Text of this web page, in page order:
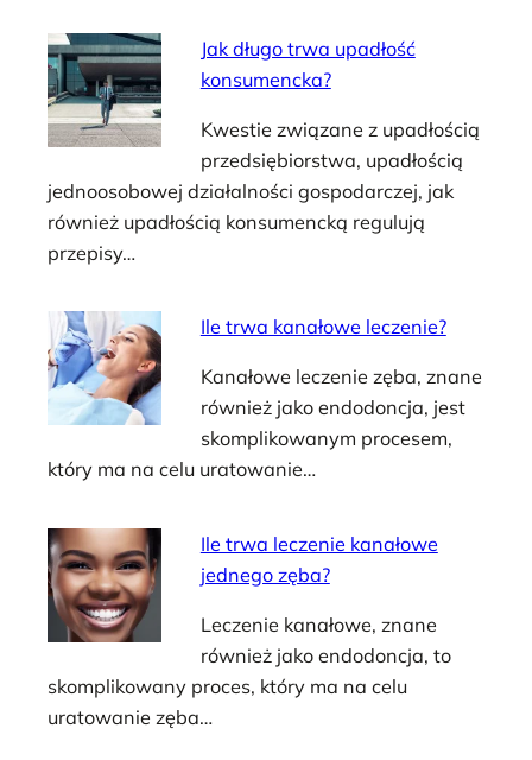
Jak długo trwa upadłość
konsumencka?
Kwestie związane z upadłością
przedsiębiorstwa, upadłością
jednoosobowej działalności gospodarczej, jak
również upadłością konsumencką regulują
przepisy…
Ile trwa kanałowe leczenie?
Kanałowe leczenie zęba, znane
również jako endodoncja, jest
skomplikowanym procesem,
który ma na celu uratowanie…
Ile trwa leczenie kanałowe
jednego zęba?
Leczenie kanałowe, znane
również jako endodoncja, to
skomplikowany proces, który ma na celu
uratowanie zęba…